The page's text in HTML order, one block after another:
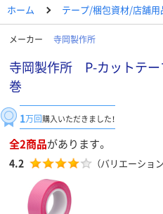
ホーム テープ/梱包資材/店舗用
メーカー 寺岡製作所
寺岡製作所 P-カットテー
巻
1万回購入いただきました！
全2商品があります。
4.2 （バリエーショ